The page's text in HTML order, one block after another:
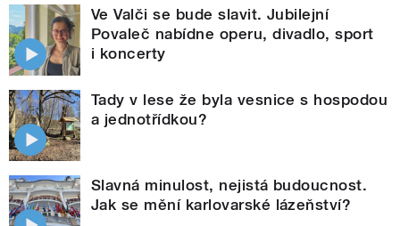
Ve Valči se bude slavit. Jubilejní
Povaleč nabídne operu, divadlo, sport
i koncerty
Tady v lese že byla vesnice s hospodou
a jednotřídkou?
Slavná minulost, nejistá budoucnost.
Jak se mění karlovarské lázeňství?